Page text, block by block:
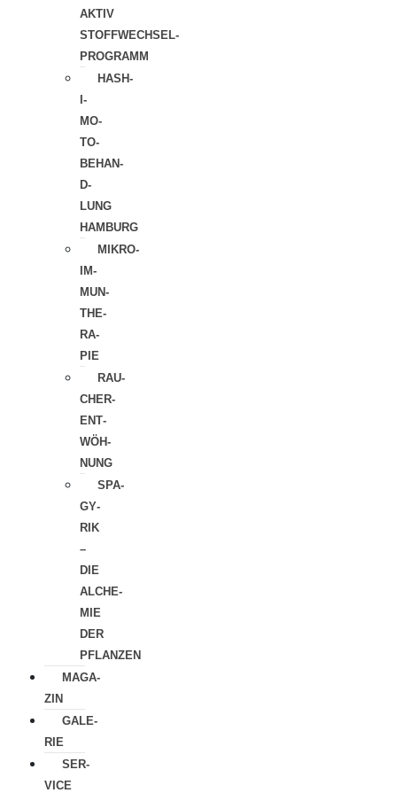
AKTIV
STOFFWECHSEL-
PROGRAMM
HASH­­
I­­
MO­­
TO-
BEHAN­
D­­
LUNG
HAMBURG
MIKRO­
IM­
MUN­
THE­
RA­
PIE
RAU­
CHER­
ENT­
WÖH­
NUNG
SPA­
GY­
RIK
–
DIE
ALCHE­
MIE
DER
PFLANZEN
MAGA­
ZIN
GALE­
RIE
SER­
VICE